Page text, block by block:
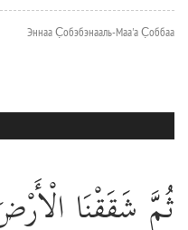
Эннаа С̣обэбэнааль-Маа'а С̣оббаа
ثُمَّ شَقَقْنَا